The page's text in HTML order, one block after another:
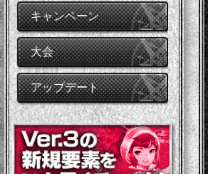
キャンペーン
大会
アップデート